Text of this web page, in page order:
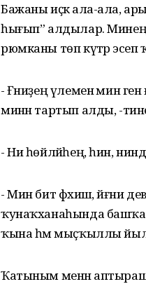
Бажаны иҫкә ала-ала,
һығып” алдылар. Минең
рюмканы төп күтәрә эсеп
- Ғәниҙең үлеменә мин
минән тартып алды, -
- Ни һөйләйһең, һин,
- Мин бит фәхишә, йәғни
ҡунаҡханаһында
ҡына һәм мыҫҡыллы
Ҡатыным менән